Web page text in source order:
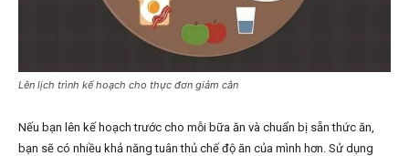
Lên lịch trình kế hoạch cho thực đơn giảm cân
Nếu bạn lên kế hoạch trước cho mỗi bữa ăn và chuẩn bị sẵn thức ăn,
bạn sẽ có nhiều khả năng tuân thủ chế độ ăn của mình hơn. Sử dụng